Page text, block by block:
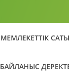
МЕМЛЕКЕТТІК
БАЙЛАНЫС